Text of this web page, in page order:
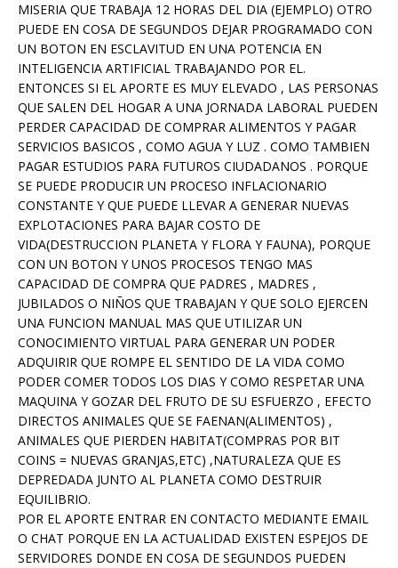
MISERIA QUE TRABAJA 12 HORAS DEL DIA (EJEMPLO) OTRO
PUEDE EN COSA DE SEGUNDOS DEJAR PROGRAMADO CON
UN BOTON EN ESCLAVITUD EN UNA POTENCIA EN
INTELIGENCIA ARTIFICIAL TRABAJANDO POR EL.
ENTONCES SI EL APORTE ES MUY ELEVADO , LAS PERSONAS
QUE SALEN DEL HOGAR A UNA JORNADA LABORAL PUEDEN
PERDER CAPACIDAD DE COMPRAR ALIMENTOS Y PAGAR
SERVICIOS BASICOS , COMO AGUA Y LUZ . COMO TAMBIEN
PAGAR ESTUDIOS PARA FUTUROS CIUDADANOS . PORQUE
SE PUEDE PRODUCIR UN PROCESO INFLACIONARIO
CONSTANTE Y QUE PUEDE LLEVAR A GENERAR NUEVAS
EXPLOTACIONES PARA BAJAR COSTO DE
VIDA(DESTRUCCION PLANETA Y FLORA Y FAUNA), PORQUE
CON UN BOTON Y UNOS PROCESOS TENGO MAS
CAPACIDAD DE COMPRA QUE PADRES , MADRES ,
JUBILADOS O NIÑOS QUE TRABAJAN Y QUE SOLO EJERCEN
UNA FUNCION MANUAL MAS QUE UTILIZAR UN
CONOCIMIENTO VIRTUAL PARA GENERAR UN PODER
ADQUIRIR QUE ROMPE EL SENTIDO DE LA VIDA COMO
PODER COMER TODOS LOS DIAS Y COMO RESPETAR UNA
MAQUINA Y GOZAR DEL FRUTO DE SU ESFUERZO , EFECTO
DIRECTOS ANIMALES QUE SE FAENAN(ALIMENTOS) ,
ANIMALES QUE PIERDEN HABITAT(COMPRAS POR BIT
COINS = NUEVAS GRANJAS,ETC) ,NATURALEZA QUE ES
DEPREDADA JUNTO AL PLANETA COMO DESTRUIR
EQUILIBRIO.
POR EL APORTE ENTRAR EN CONTACTO MEDIANTE EMAIL
O CHAT PORQUE EN LA ACTUALIDAD EXISTEN ESPEJOS DE
SERVIDORES DONDE EN COSA DE SEGUNDOS PUEDEN